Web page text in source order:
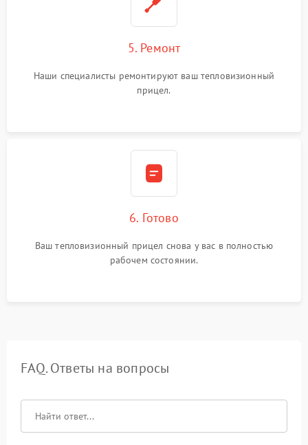
5. Ремонт
Наши специалисты ремонтируют ваш тепловизионный
прицел.
6. Готово
Ваш тепловизионный прицел снова у вас в полностью
рабочем состоянии.
FAQ. Ответы на вопросы